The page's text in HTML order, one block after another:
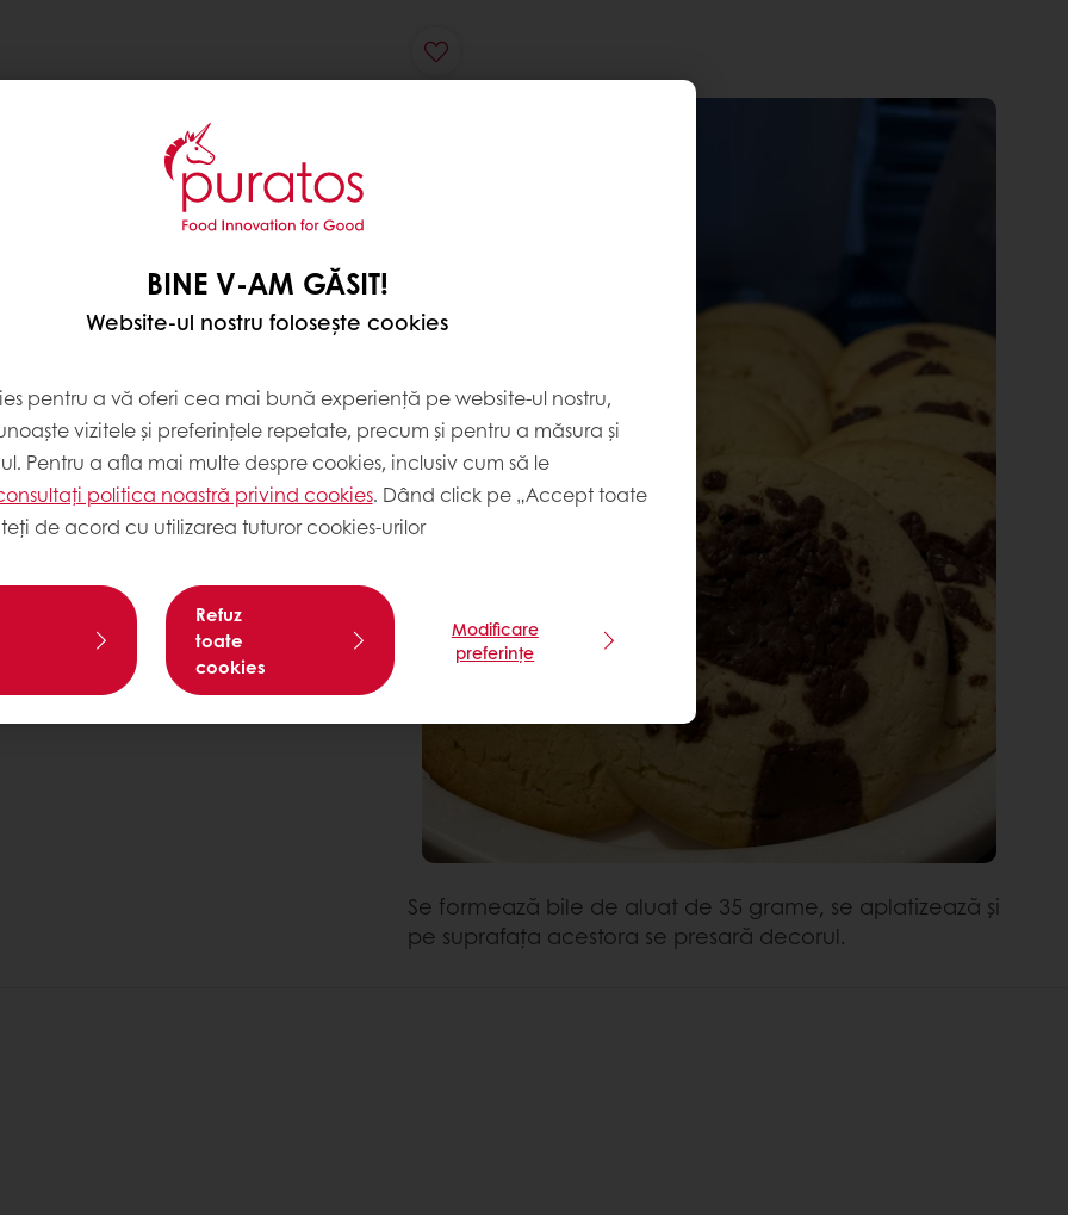
apa. Se lasă la frigider până
ingredientele pudră. Se coc la
Se formează bile de aluat de 35 grame, se aplatizează și
pe suprafața acestora se presară decorul.
BINE V-AM GĂSIT!
Website-ul nostru folosește cookies
pentru a vă oferi cea mai bună experiență pe website-ul nostru,
vizitele și preferințele repetate, precum și pentru a măsura și
Pentru a afla mai multe despre cookies, inclusiv cum să le
politica noastră privind cookies. Dând click pe „Accept toate
de acord cu utilizarea tuturor cookies-urilor
Refuz
toate
cookies
Modificare
preferințe